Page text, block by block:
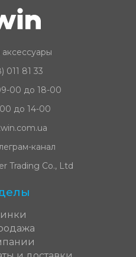
011 81 33
00 до 18-00
до 14-00
канал
Trading Co., Ltd